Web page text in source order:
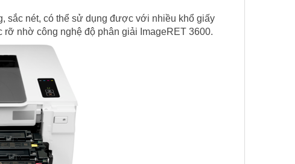
sắc nét, có thể sử dụng được với nhiều khổ giấy
nhờ công nghệ độ phân giải ImageRET 3600.